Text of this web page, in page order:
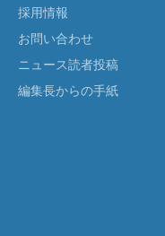
採用情報
お問い合わせ
ニュース読者投稿
編集長からの手紙